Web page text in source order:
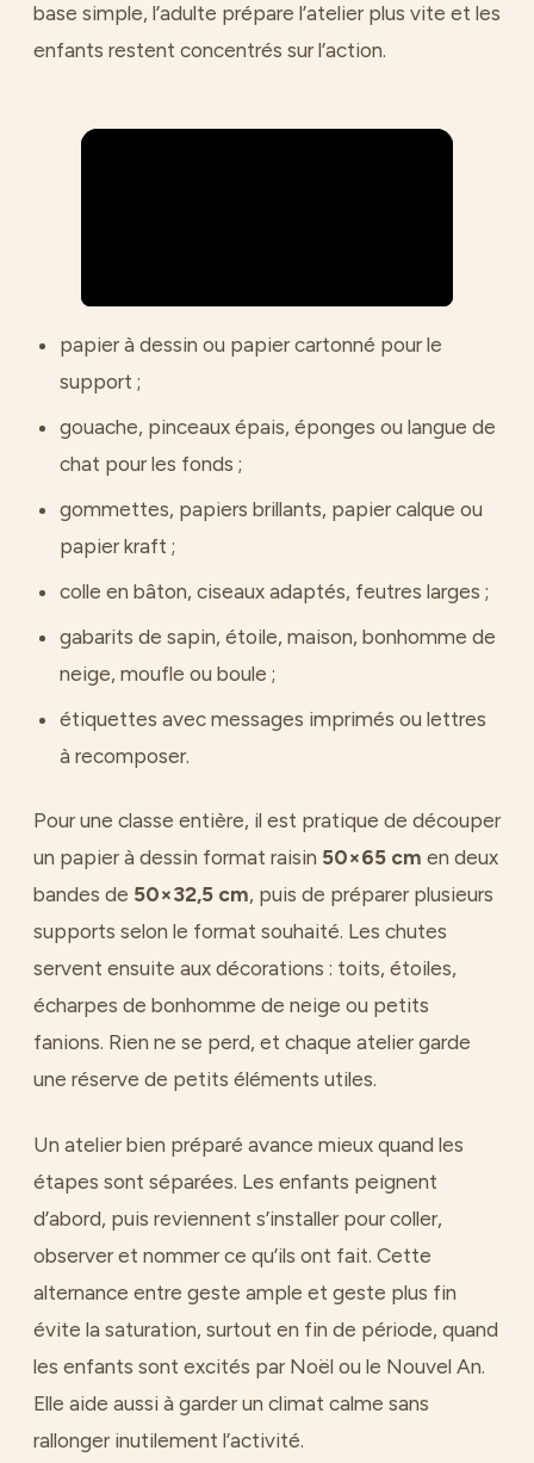
base simple, l’adulte prépare l’atelier plus vite et les
enfants restent concentrés sur l’action.
papier à dessin ou papier cartonné pour le
support ;
gouache, pinceaux épais, éponges ou langue de
chat pour les fonds ;
gommettes, papiers brillants, papier calque ou
papier kraft ;
colle en bâton, ciseaux adaptés, feutres larges ;
gabarits de sapin, étoile, maison, bonhomme de
neige, moufle ou boule ;
étiquettes avec messages imprimés ou lettres
à recomposer.
Pour une classe entière, il est pratique de découper
un papier à dessin format raisin 50×65 cm en deux
bandes de 50×32,5 cm, puis de préparer plusieurs
supports selon le format souhaité. Les chutes
servent ensuite aux décorations : toits, étoiles,
écharpes de bonhomme de neige ou petits
fanions. Rien ne se perd, et chaque atelier garde
une réserve de petits éléments utiles.
Un atelier bien préparé avance mieux quand les
étapes sont séparées. Les enfants peignent
d’abord, puis reviennent s’installer pour coller,
observer et nommer ce qu’ils ont fait. Cette
alternance entre geste ample et geste plus fin
évite la saturation, surtout en fin de période, quand
les enfants sont excités par Noël ou le Nouvel An.
Elle aide aussi à garder un climat calme sans
rallonger inutilement l’activité.